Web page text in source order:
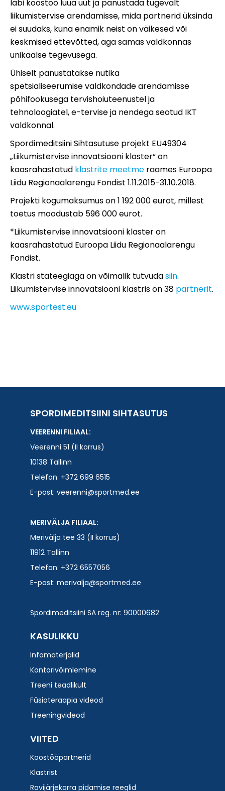
läbi koostöö luua uut ja panustada tugevalt
liikumistervise arendamisse, mida partnerid üksinda
ei suudaks, kuna enamik neist on väikesed või
keskmised ettevõtted, aga samas valdkonnas
unikaalse tegevusega.
Ühiselt panustatakse nutika
spetsialiseerumise valdkondade arendamisse
põhifookusega tervishoiuteenustel ja
tehnoloogiatel, e-tervise ja nendega seotud IKT
valdkonnal.
Spordimeditsiini Sihtasutuse projekt EU49304
„Liikumistervise innovatsiooni klaster“ on
kaasrahastatud klastrite meetme raames Euroopa
Liidu Regionaalarengu Fondist 1.11.2015-31.10.2018.
Projekti kogumaksumus on 1 192 000 eurot, millest
toetus moodustab 596 000 eurot.
*Liikumistervise innovatsiooni klaster on
kaasrahastatud Euroopa Liidu Regionaalarengu
Fondist.
Klastri stateegiaga on võimalik tutvudasiin.
Liikumistervise innovatsiooni klastris on 38 partnerit.
www.sportest.eu
SPORDIMEDITSIINI SIHTASUTUS
VEERENNI FILIAAL:
Veerenni 51 (II korrus)
10138 Tallinn
Telefon: +372 699 6515
E-post: veerenni@sportmed.ee
MERIVÄLJA FILIAAL:
Merivälja tee 33 (II korrus)
11912 Tallinn
Telefon: +372 6557056
E-post: merivalja@sportmed.ee
Spordimeditsiini SA reg. nr: 90000682
KASULIKKU
Infomaterjalid
Kontorivõimlemine
Treeni teadlikult
Füsioteraapia videod
Treeningvideod
VIITED
Koostööpartnerid
Klastrist
Ravijärjekorra pidamise reeglid